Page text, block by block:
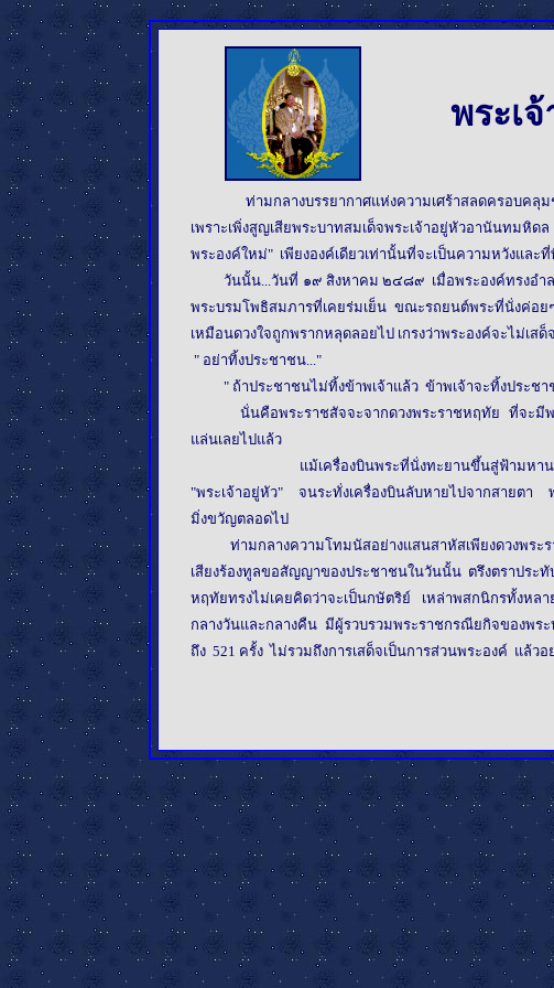
พระเ
ท่ามกลางบรรยากาศแห่งความเศร้าสลดครอบ
เพราะเพิ่งสูญเสียพระบาทสมเด็จพระเจ้าอยู่หัวอานันทมหิ
พระองค์ใหม่" เพียงองค์เดียวเท่านั้นที่จะเป็นความหวังแ
วันนั้น...วันที่ ๑๙ สิงหาคม ๒๔๘๙ เมื่อพระองค์ทรงอำลาผื
พระบรมโพธิสมภารที่เคยร่มเย็น ขณะรถยนต์พระที่นั่งค่อ
เหมือนดวงใจถูกพรากหลุดลอยไป เกรงว่าพระองค์จะไม่เ
" อย่าทิ้งประชาชน..."
" ถ้าประชาชนไม่ทิ้งข้าพเจ้าแล้ว ข้าพเจ้าจะทิ้งประชา
นั่นคือพระราชสัจจะจากดวงพระราชหฤทัย ที่จะมีพร
แล่นเลยไปแล้ว
แม้เครื่องบินพระที่นั่งทะยานขึ้นสู่ฟ้ามหานครแล้
"พระเจ้าอยู่หัว" จนระทั่งเครื่องบินลับหายไปจากสายตา
มิ่งขวัญตลอดไป
ท่ามกลางความโทมนัสอย่างแสนสาหัสเพียงดวงพร
เสียงร้องทูลขอสัญญาของประชาชนในวันนั้น ตรึงตราประ
หฤทัยทรงไม่เคยคิดว่าจะเป็นกษัตริย์ เหล่าพสกนิกรทั้งห
กลางวันและกลางคืน มีผู้รวบรวมพระราชกรณียกิจของพร
ถึง 521 ครั้ง ไม่รวมถึงการเสด็จเป็นการส่วนพระองค์ แล้ว